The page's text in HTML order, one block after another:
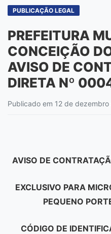
PUBLICAÇÃO LEGAL
PREFEITURA
CONCEIÇÃO
AVISO DE
DIRETA Nº
Publicado em 12 de
AVISO DE
EXCLUSIVO PARA
PEQUENO
CÓDIGO DE